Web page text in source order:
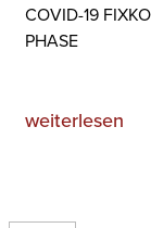
COVID-19
PHASE
weiterlesen